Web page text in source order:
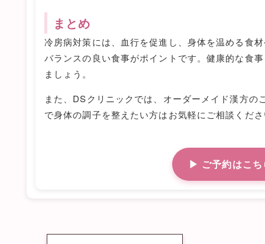
まとめ
冷房病対策には、血行を促進し、身体を温める食
バランスの良い食事がポイントです。健康的な食
ましょう。
また、DSクリニックでは、オーダーメイド漢方の
で身体の調子を整えたい方はお気軽にご相談くだ
▶ ご予約はこち